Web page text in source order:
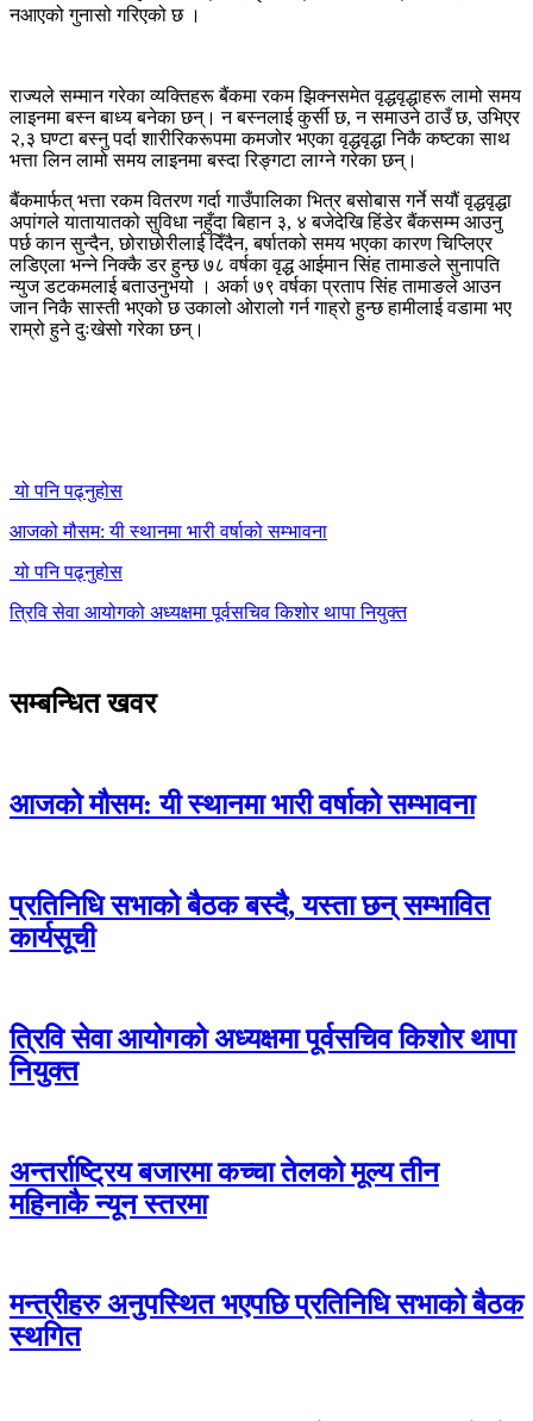
नआएको गुनासो गरिएको छ ।
राज्यले सम्मान गरेका व्यक्तिहरू बैंकमा रकम झिक्नसमेत वृद्धवृद्धाहरू लामो समय
लाइनमा बस्न बाध्य बनेका छन्। न बस्नलाई कुर्सी छ, न समाउने ठाउँ छ, उभिएर
२,३ घण्टा बस्नु पर्दा शारीरिकरूपमा कमजोर भएका वृद्धवृद्धा निकै कष्टका साथ
भत्ता लिन लामो समय लाइनमा बस्दा रिङ्गटा लाग्ने गरेका छन्।
बैंकमार्फत् भत्ता रकम वितरण गर्दा गाउँपालिका भित्र बसोबास गर्ने सयौं वृद्धवृद्धा
अपांगले यातायातको सुविधा नहुँदा बिहान ३, ४ बजेदेखि हिंडेर बैंकसम्म आउनु
पर्छ कान सुन्दैन, छोराछोरीलाई दिँदैन, बर्षातको समय भएका कारण चिप्लिएर
लडिएला भन्ने निक्कै डर हुन्छ ७८ वर्षका वृद्ध आईमान सिंह तामाङले सुनापति
न्युज डटकमलाई बताउनुभयो । अर्का ७९ वर्षका प्रताप सिंह तामाङले आउन
जान निकै सास्ती भएको छ उकालो ओरालो गर्न गाह्रो हुन्छ हामीलाई वडामा भए
राम्रो हुने दुःखेसो गरेका छन्।
यो पनि पढ्नुहोस
आजको मौसम: यी स्थानमा भारी वर्षाको सम्भावना
यो पनि पढ्नुहोस
त्रिवि सेवा आयोगको अध्यक्षमा पूर्वसचिव किशोर थापा नियुक्त
सम्बन्धित खवर
आजको मौसम: यी स्थानमा भारी वर्षाको सम्भावना
प्रतिनिधि सभाको बैठक बस्दै, यस्ता छन् सम्भावित
कार्यसूची
त्रिवि सेवा आयोगको अध्यक्षमा पूर्वसचिव किशोर थापा
नियुक्त
अन्तर्राष्ट्रिय बजारमा कच्चा तेलको मूल्य तीन
महिनाकै न्यून स्तरमा
मन्त्रीहरु अनुपस्थित भएपछि प्रतिनिधि सभाको बैठक
स्थगित